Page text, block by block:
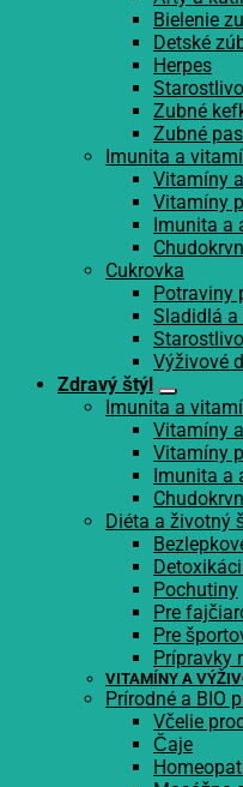
Bielenie
Detské
Herpes
Zubné
Zubné
Imunita a
Vitamíny
Vitamíny
Imunita a
Cukrovka
Potraviny
Sladidlá
Výživové
Zdravý štýl
Imunita a
Vitamíny
Vitamíny
Imunita a
Diéta a životný
Pochutiny
Pre
Pre
Prípravky
VITAMÍNY A
Prírodné a BIO
Včelie
Čaje